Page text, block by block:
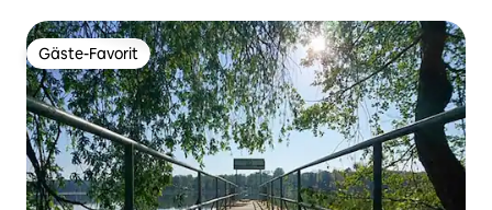
Gäste-Favorit
Gäste-Favorit